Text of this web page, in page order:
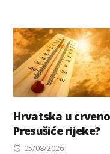
Hrvatska u
Presušiće rijeke?
Posted
05/08/2026